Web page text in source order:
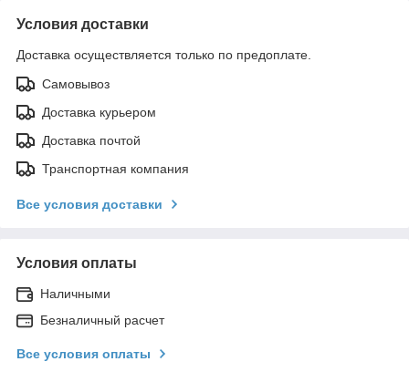
Условия доставки
Доставка осуществляется только по предоплате.
Самовывоз
Доставка курьером
Доставка почтой
Транспортная компания
Все условия доставки
Условия оплаты
Наличными
Безналичный расчет
Все условия оплаты